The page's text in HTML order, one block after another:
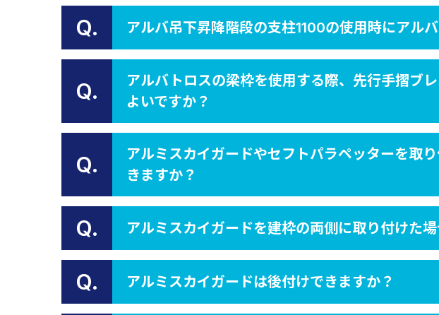
Q. アルバ吊下昇降階段の支柱1100の使用時にアル
Q.
アルバトロスの梁枠を使用する際、先行手摺ブ
よいですか？
Q.
アルミスカイガードやセフトパラペッターを取
きますか？
Q. アルミスカイガードを建枠の両側に取り付けた
Q. アルミスカイガードは後付けできますか？